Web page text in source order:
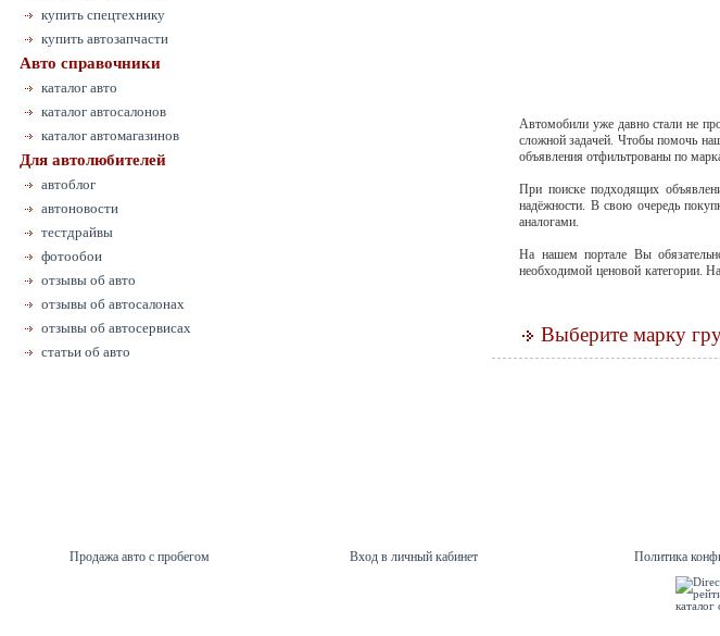
купить спецтехнику
купить автозапчасти
Авто справочники
каталог авто
каталог автосалонов
каталог автомагазинов
Для автолюбителей
автоблог
автоновости
тестдрайвы
фотообои
отзывы об авто
отзывы об автосалонах
отзывы об автосервисах
статьи об авто
Автомобили уже давно стали не
сложной задачей. Чтобы помочь
объявления отфильтрованы по
При поиске подходящих
надёжности. В свою очередь
аналогами.
На нашем портале Вы
необходимой ценовой категории. На
Выберите марку
Продажа авто с пробегом Вход в личный кабинет Политика